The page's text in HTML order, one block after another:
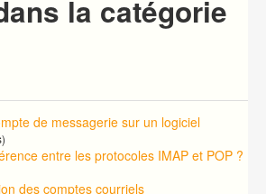
la catégorie
de messagerie sur un logiciel
entre les protocoles IMAP et POP ?
des comptes courriels